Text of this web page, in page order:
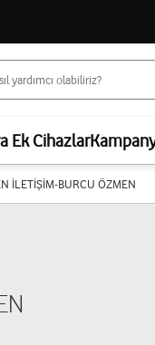
Ek Cihazlar
İLETİŞİM-BURCU ÖZMEN